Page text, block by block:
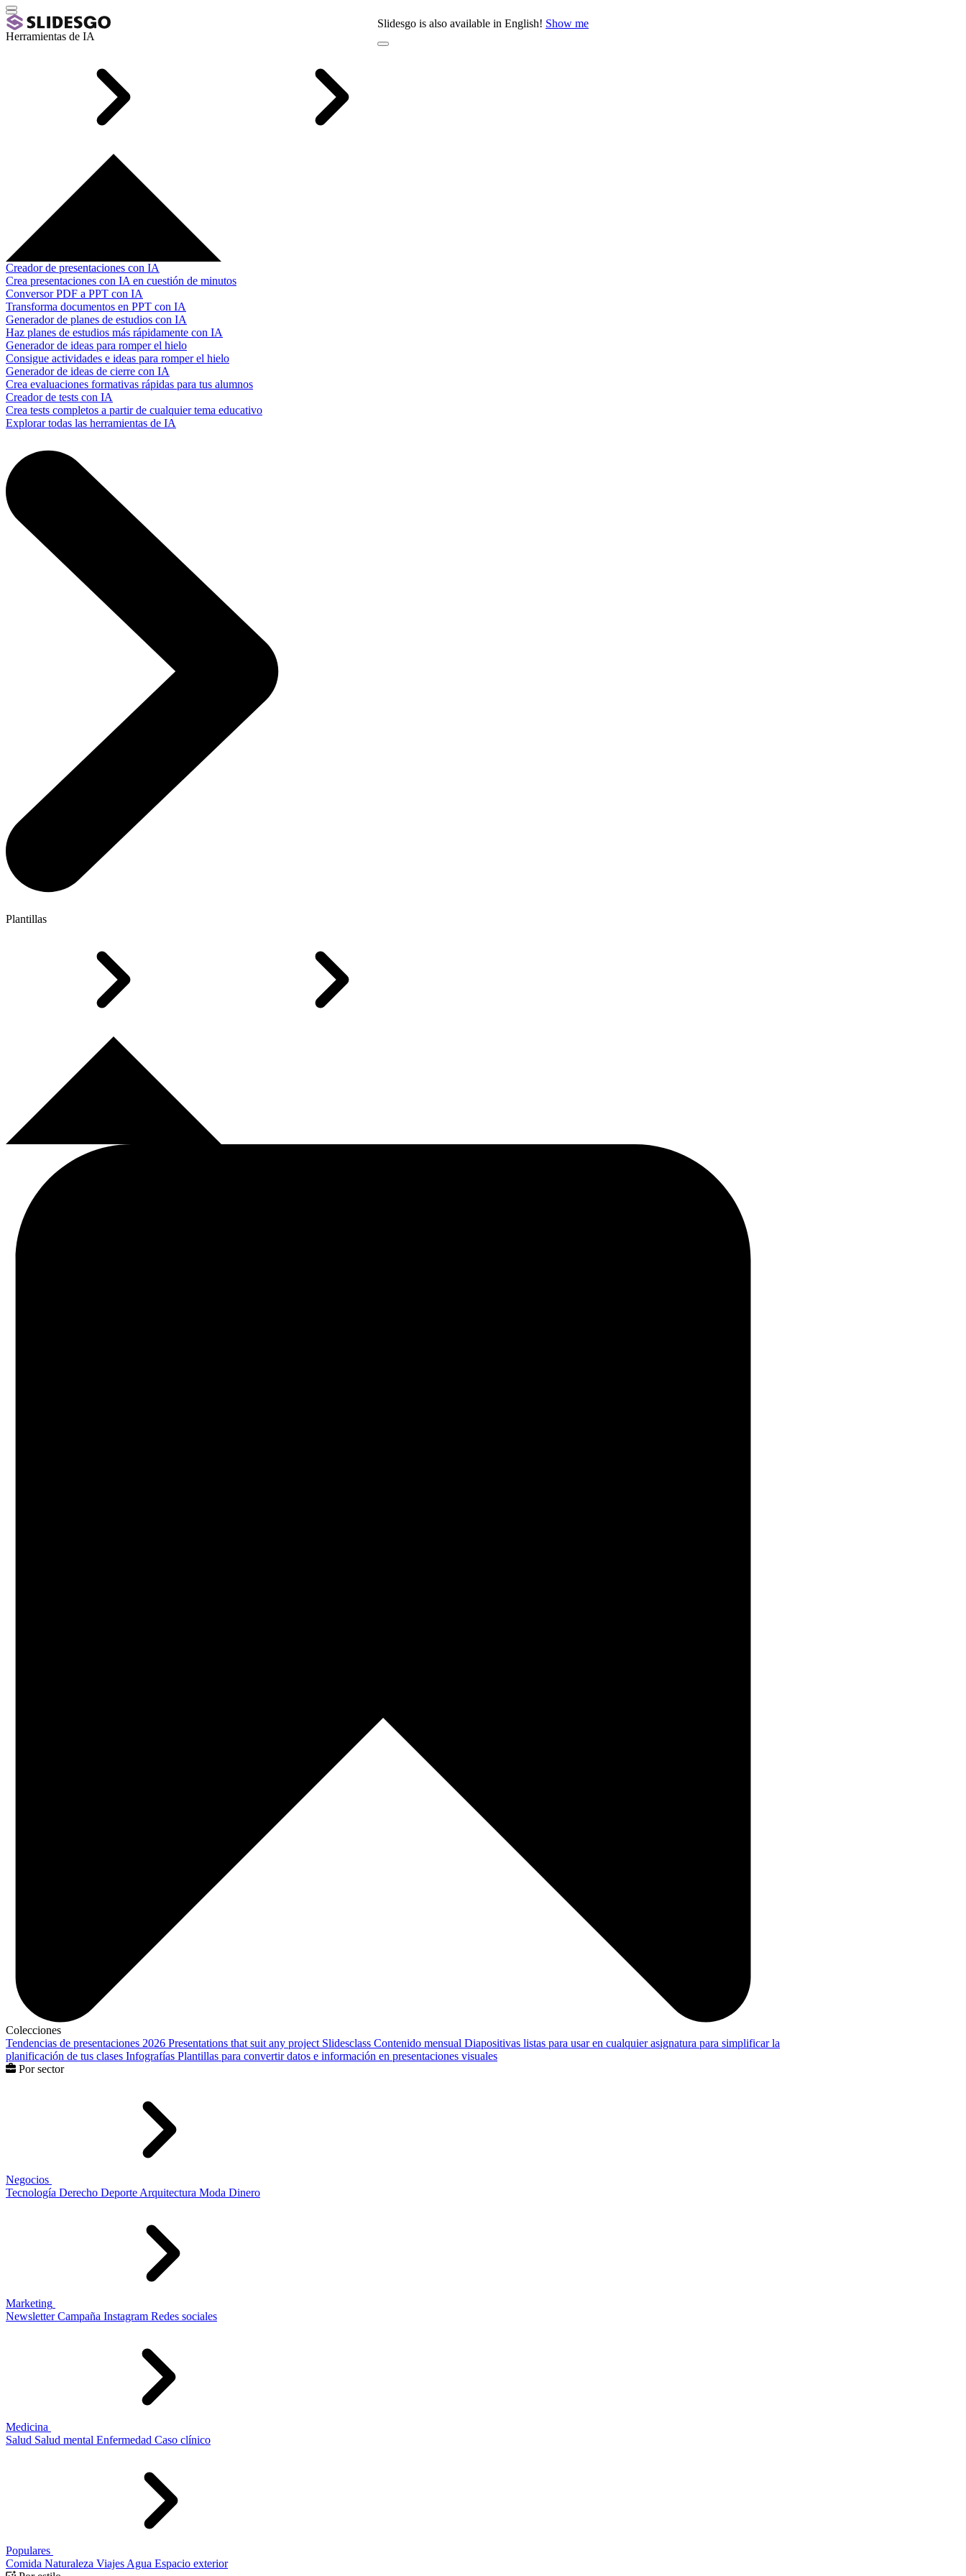
Slidesgo is also available in English! Show me
Herramientas de IA
Creador de presentaciones con IA
Crea presentaciones con IA en cuestión de minutos
Conversor PDF a PPT con IA
Transforma documentos en PPT con IA
Generador de planes de estudios con IA
Haz planes de estudios más rápidamente con IA
Generador de ideas para romper el hielo
Consigue actividades e ideas para romper el hielo
Generador de ideas de cierre con IA
Crea evaluaciones formativas rápidas para tus alumnos
Creador de tests con IA
Crea tests completos a partir de cualquier tema educativo
Explorar todas las herramientas de IA
Plantillas
Colecciones
Tendencias de presentaciones 2026 Presentations that suit any project Slidesclass Contenido mensual Diapositivas listas para usar en cualquier asignatura para simplificar la
planificación de tus clases Infografías Plantillas para convertir datos e información en presentaciones visuales
Por sector
Negocios
Tecnología Derecho Deporte Arquitectura Moda Dinero
Marketing
Newsletter Campaña Instagram Redes sociales
Medicina
Salud Salud mental Enfermedad Caso clínico
Populares
Comida Naturaleza Viajes Agua Espacio exterior